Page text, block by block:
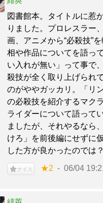
図書館本。タイトルに惹
りました。プロレスラー
画、アニメから“必殺技”
相や作品についてを語っ
い入れが無い」って事で
殺技が全く取り上げられ
のがややガッカリ。「リ
の必殺技を紹介するマク
ライダーについて語って
ましたが、それやるなら
けろ」を前後編にせずに
した方が良かったのでは？
ナイス ★2 06/04